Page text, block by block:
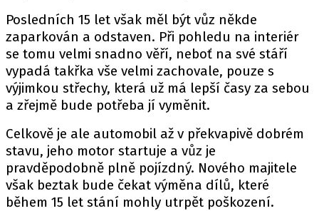
Posledních 15 let však měl být vůz někde
zaparkován a odstaven. Při pohledu na interiér
se tomu velmi snadno věří, neboť na své stáří
vypadá takřka vše velmi zachovale, pouze s
výjimkou střechy, která už má lepší časy za sebou
a zřejmě bude potřeba jí vyměnit.
Celkově je ale automobil až v překvapivě dobrém
stavu, jeho motor startuje a vůz je
pravděpodobně plně pojízdný. Nového majitele
však beztak bude čekat výměna dílů, které
během 15 let stání mohly utrpět poškození.